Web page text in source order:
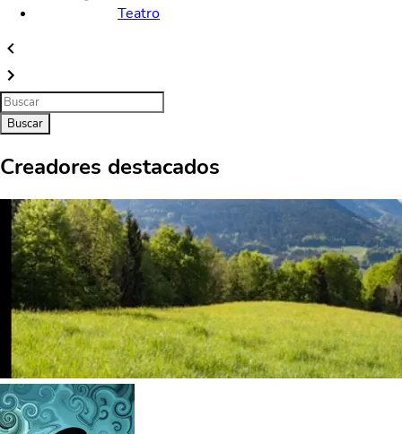
Teatro
Buscar
Creadores destacados